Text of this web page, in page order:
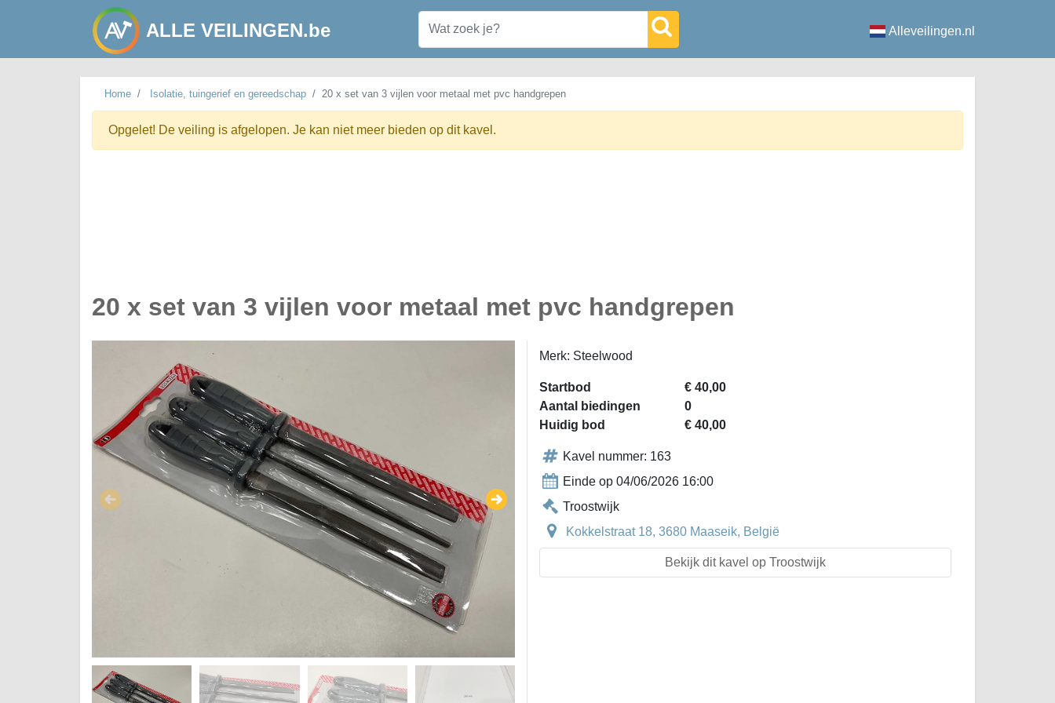
ALLE VEILINGEN.be Alleveilingen.nl
Home Isolatie, tuingerief en gereedschap 20 x set van 3 vijlen voor metaal met pvc handgrepen
Opgelet! De veiling is afgelopen. Je kan niet meer bieden op dit kavel.
20 x set van 3 vijlen voor metaal met pvc handgrepen
Merk: Steelwood
Startbod
€ 40,00
Aantal biedingen
0
Huidig bod
€ 40,00
Kavel nummer: 163
Einde op 04/06/2026 16:00
Troostwijk
Kokkelstraat 18, 3680 Maaseik, België
Bekijk dit kavel op Troostwijk